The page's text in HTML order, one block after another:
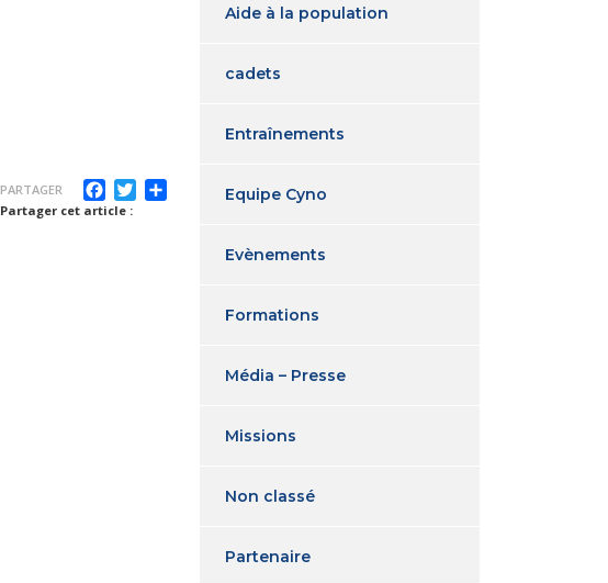
PARTAGER
Partager cet article :
Facebook
TwitterPartager
Aide à la population
cadets
Entraînements
Equipe Cyno
Evènements
Formations
Média – Presse
Missions
Non classé
Partenaire